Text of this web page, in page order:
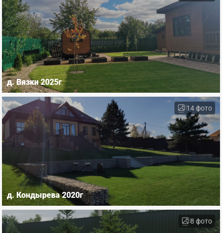
д. Вязки 2025г
14 фото
д. Кондырева 2020г
8 фото